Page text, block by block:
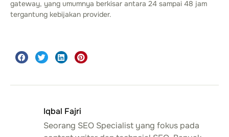
gateway, yang umumnya berkisar antara 24 sampai 48 jam
tergantung kebijakan provider.
Iqbal Fajri
Seorang SEO Specialist yang fokus pada